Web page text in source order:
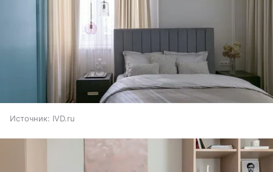
Источник: IVD.ru